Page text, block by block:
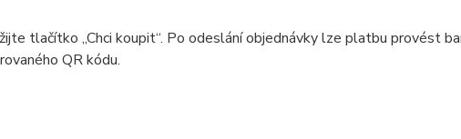
tlačítko „Chci koupit“. Po odeslání objednávky lze platbu provést
QR kódu.